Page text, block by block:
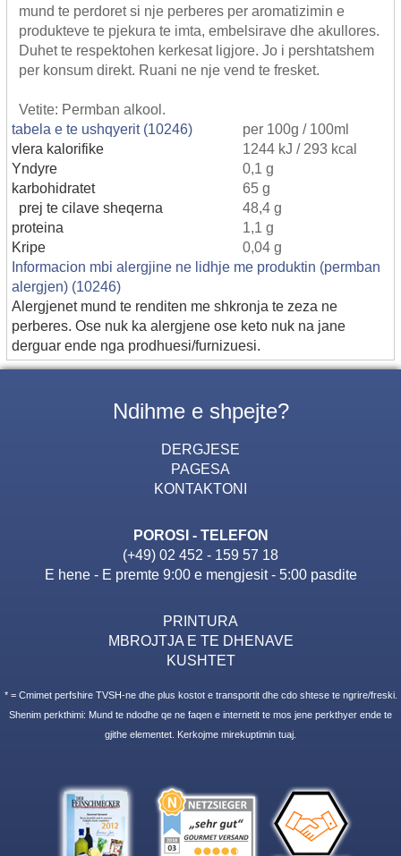
mund te perdoret si nje perberes per aromatizimin e
produkteve te pjekura te imta, embelsirave dhe akullores.
Duhet te respektohen kerkesat ligjore. Jo i pershtatshem
per konsum direkt. Ruani ne nje vend te fresket.
Vetite: Permban alkool.
tabela e te ushqyerit (10246)
per 100g / 100ml
vlera kalorifike
1244 kJ / 293 kcal
Yndyre
0,1 g
karbohidratet
65 g
prej te cilave sheqerna
48,4 g
proteina
1,1 g
Kripe
0,04 g
Informacion mbi alergjine ne lidhje me produktin (permban
alergjen) (10246)
Alergjenet mund te renditen me shkronja te zeza ne
perberes. Ose nuk ka alergjene ose keto nuk na jane
derguar ende nga prodhuesi/furnizuesi.
Ndihme e shpejte?
DERGJESE
PAGESA
KONTAKTONI
POROSI - TELEFON
(+49) 02 452 - 159 57 18
E hene - E premte 9:00 e mengjesit - 5:00 pasdite
PRINTURA
MBROJTJA E TE DHENAVE
KUSHTET
* = Cmimet perfshire TVSH-ne dhe plus kostot e transportit dhe cdo shtese te ngrire/freski.
Shenim perkthimi: Mund te ndodhe qe ne faqen e internetit te mos jene perkthyer ende te
gjithe elementet. Kerkojme mirekuptimin tuaj.